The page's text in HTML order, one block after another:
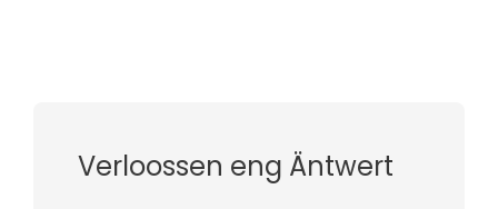
Verloossen eng Äntwert